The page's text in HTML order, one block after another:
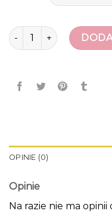
ilość buty do siatkowki
OPINIE (0)
Opinie
Na razie nie ma